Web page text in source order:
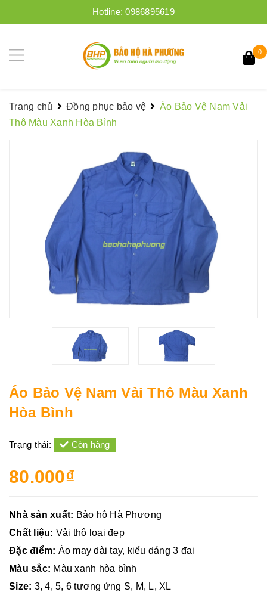
Hotline:0986895619
0
Trang chủ Đồng phục bảo vệ
Áo Bảo Vệ Nam Vải
Thô Màu Xanh Hòa Bình
Áo Bảo Vệ Nam Vải Thô Màu Xanh
Hòa Bình
Trạng thái: Còn hàng
80.000₫
Nhà sản xuất: Bảo hộ Hà Phương
Chất liệu: Vải thô loại đẹp
Đặc điểm: Áo may dài tay, kiểu dáng 3 đai
Màu sắc: Màu xanh hòa bình
Size: 3, 4, 5, 6 tương ứng S, M, L, XL